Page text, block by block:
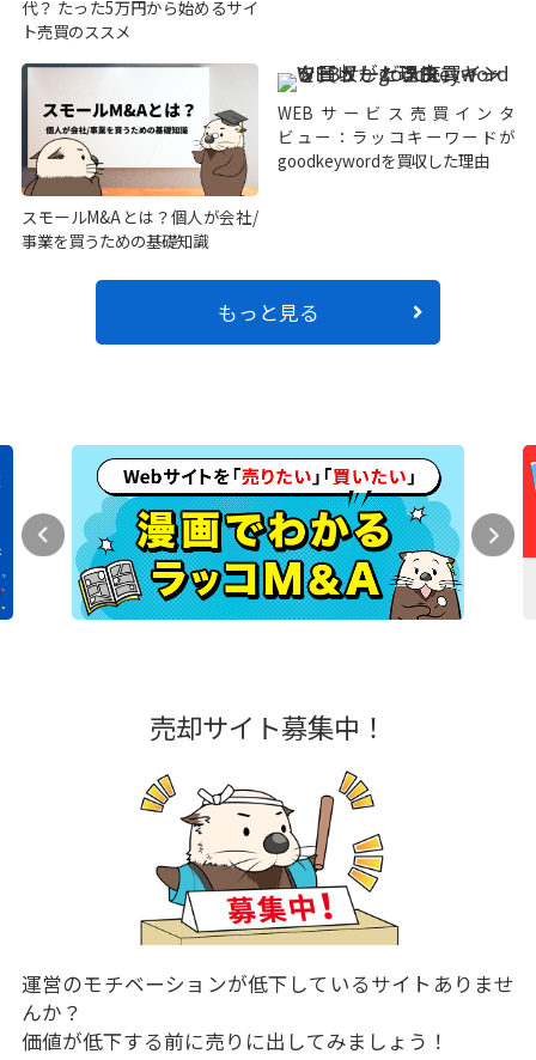
代？ たった5万円から始めるサイ
ト売買のススメ
スモールM&Aとは？個人が会社/
事業を買うための基礎知識
WEBサービス売買インタ
ビュー：ラッコキーワードが
goodkeywordを買収した理由
もっと見る
売却サイト募集中！
運営のモチベーションが低下しているサイトありませ
んか？
価値が低下する前に売りに出してみましょう！